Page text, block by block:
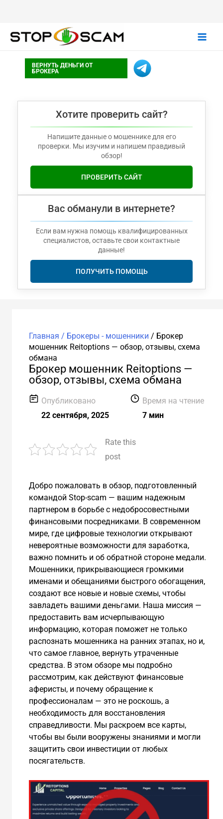
ВЕРНУТЬ ДЕНЬГИ ОТ
БРОКЕРА
Хотите проверить сайт?
Напишите данные о мошеннике для его
проверки. Мы изучим и напишем правдивый
обзор!
ПРОВЕРИТЬ САЙТ
Вас обманули в интернете?
Если вам нужна помощь квалифицированных
специалистов, оставьте свои контактные
данные!
ПОЛУЧИТЬ ПОМОЩЬ
Главная / Брокеры - мошенники / Брокер
мошенник Reitoptions — обзор, отзывы, схема
обмана
Брокер мошенник Reitoptions —
обзор, отзывы, схема обмана
Опубликовано
22 сентября, 2025
Время на чтение
7 мин
Rate this
post
Добро пожаловать в обзор, подготовленный
командой Stop-scam — вашим надежным
партнером в борьбе с недобросовестными
финансовыми посредниками. В современном
мире, где цифровые технологии открывают
невероятные возможности для заработка,
важно помнить и об обратной стороне медали.
Мошенники, прикрывающиеся громкими
именами и обещаниями быстрого обогащения,
создают все новые и новые схемы, чтобы
завладеть вашими деньгами. Наша миссия —
предоставить вам исчерпывающую
информацию, которая поможет не только
распознать мошенника на ранних этапах, но и,
что самое главное, вернуть утраченные
средства. В этом обзоре мы подробно
рассмотрим, как действуют финансовые
аферисты, и почему обращение к
профессионалам — это не роскошь, а
необходимость для восстановления
справедливости. Мы раскроем все карты,
чтобы вы были вооружены знаниями и могли
защитить свои инвестиции от любых
посягательств.